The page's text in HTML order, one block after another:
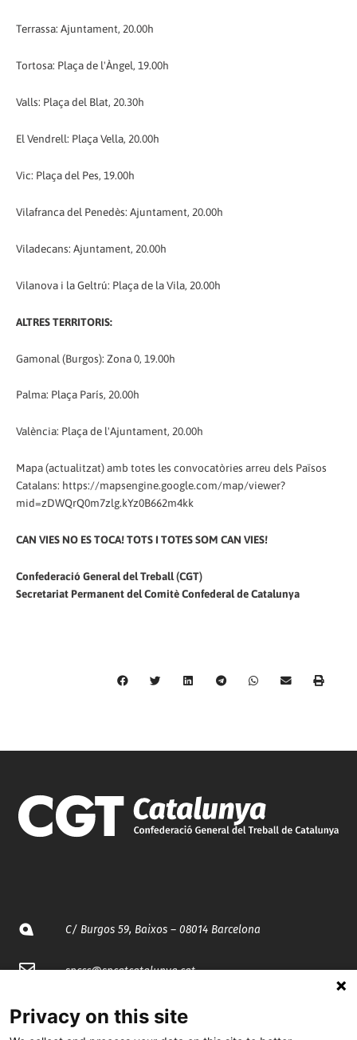
Terrassa: Ajuntament, 20.00h
Tortosa: Plaça de l'Àngel, 19.00h
Valls: Plaça del Blat, 20.30h
El Vendrell: Plaça Vella, 20.00h
Vic: Plaça del Pes, 19.00h
Vilafranca del Penedès: Ajuntament, 20.00h
Viladecans: Ajuntament, 20.00h
Vilanova i la Geltrú: Plaça de la Vila, 20.00h
ALTRES TERRITORIS:
Gamonal (Burgos): Zona 0, 19.00h
Palma: Plaça París, 20.00h
València: Plaça de l'Ajuntament, 20.00h
Mapa (actualitzat) amb totes les convocatòries arreu dels Països
Catalans: https://mapsengine.google.com/map/viewer?
mid=zDWQrQ0m7zlg.kYz0B662m4kk
CAN VIES NO ES TOCA! TOTS I TOTES SOM CAN VIES!
Confederació General del Treball (CGT)
Secretariat Permanent del Comitè Confederal de Catalunya
C/ Burgos 59, Baixos – 08014 Barcelona
spccc@spcgtcatalunya.cat
935 120 481
Privacy on this site